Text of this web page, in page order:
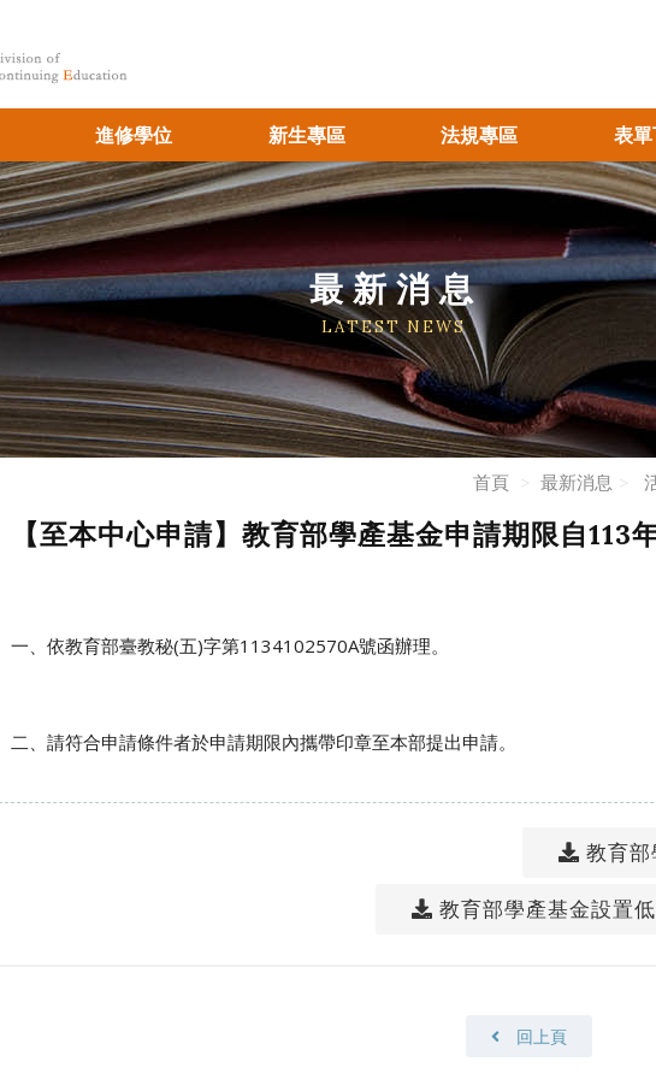
進修學位 新生專區 法規專區 表
最新消息
LATEST NEWS
首頁 最新消息
【至本中心申請】教育部學產基金申請期限自113
一、依教育部臺教秘(五)字第1134102570A號函辦理。
二、請符合申請條件者於申請期限內攜帶印章至本部提出申請。
教育
教育部學產基金設置
回上頁